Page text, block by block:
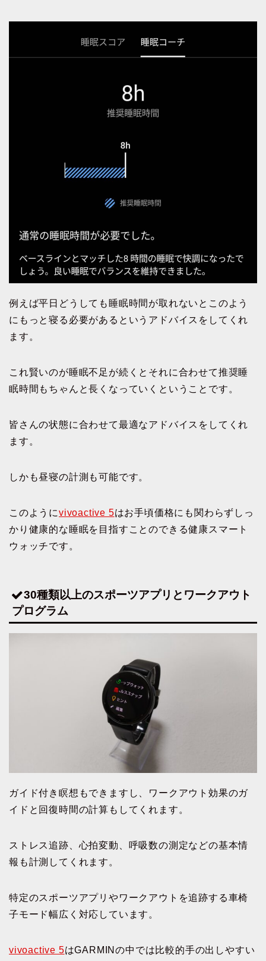
例えば平日どうしても睡眠時間が取れないとこのよう
にもっと寝る必要があるというアドバイスをしてくれ
ます。
これ賢いのが睡眠不足が続くとそれに合わせて推奨睡
眠時間もちゃんと長くなっていくということです。
皆さんの状態に合わせて最適なアドバイスをしてくれ
ます。
しかも昼寝の計測も可能です。
このようにvivoactive 5はお手頃価格にも関わらずしっ
かり健康的な睡眠を目指すことのできる健康スマート
ウォッチです。
30種類以上のスポーツアプリとワークアウト
プログラム
ガイド付き瞑想もできますし、ワークアウト効果のガ
イドと回復時間の計算もしてくれます。
ストレス追跡、心拍変動、呼吸数の測定などの基本情
報も計測してくれます。
特定のスポーツアプリやワークアウトを追跡する車椅
子モード幅広く対応しています。
vivoactive 5はGARMINの中では比較的手の出しやすい